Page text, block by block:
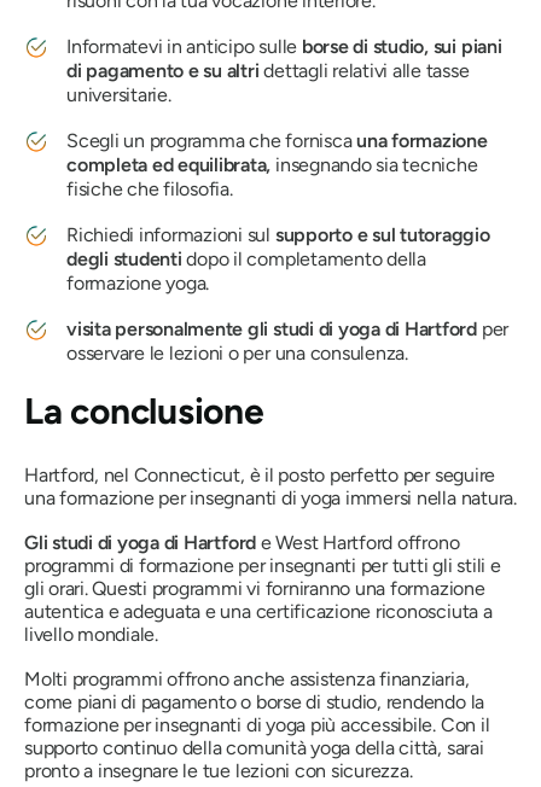
Informatevi in ​​anticipo sulle borse di studio, sui piani
di pagamento e su altri dettagli relativi alle tasse
universitarie.
Scegli un programma che forniscauna formazione
completa ed equilibrata, insegnando sia tecniche
fisiche che filosofia.
Richiedi informazioni sul supporto e sul tutoraggio
degli studenti dopo il completamento della
formazione yoga.
visita personalmente gli studi di yoga di Hartford per
osservare le lezioni o per una consulenza.
La conclusione
Hartford, nel Connecticut, è il posto perfetto per seguire
una formazione per insegnanti di yoga immersi nella natura.
Gli studi di yoga di Hartford e West Hartford offrono
programmi di formazione per insegnanti per tutti gli stili e
gli orari. Questi programmi vi forniranno una formazione
autentica e adeguata e una certificazione riconosciuta a
livello mondiale.
Molti programmi offrono anche assistenza finanziaria,
come piani di pagamento o borse di studio, rendendo la
formazione per insegnanti di yoga più accessibile. Con il
supporto continuo della comunità yoga della città, sarai
pronto a insegnare le tue lezioni con sicurezza.